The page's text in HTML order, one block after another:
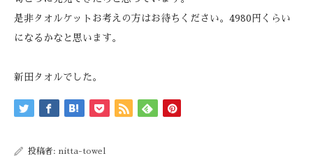
是非タオルケットお考えの方はお待ちください。4980円くらい
になるかなと思います。
新田タオルでした。
投稿者: nitta-towel